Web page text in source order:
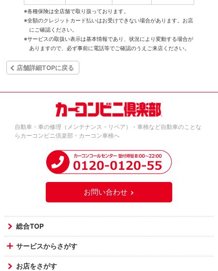
※各種保険は全店舗で取り扱っております。
※全額のクレジットカード払いはお受けできない場合があります。お店
にご確認ください。
※サービスの取扱い表示は基本情報であり、状況により変動する場合が
ありますので、必ず事前に電話等でご確認のうえご来店ください。
店舗詳細TOPに戻る
自動車・車の修理（メンテナンス・リペア）・車検など自動車のことな
らカーコンビニ倶楽部・カーコン車検へ
お問い合わせ
総合TOP
サービスからさがす
お店をさがす